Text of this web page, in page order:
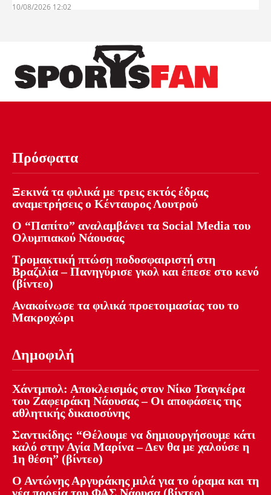
10/08/2026 12:02
Πρόσφατα
Ξεκινά τα φιλικά με τρεις εκτός έδρας
αναμετρήσεις ο Κένταυρος Λουτρού
Ο “Παπίτο” αναλαμβάνει τα Social Media του
Ολυμπιακού Νάουσας
Τρομακτική πτώση ποδοσφαιριστή στη
Βραζιλία – Πανηγύρισε γκολ και έπεσε στο κενό
(βίντεο)
Ανακοίνωσε τα φιλικά προετοιμασίας του το
Μακροχώρι
Δημοφιλή
Χάντμπολ: Αποκλεισμός στον Νίκο Τσαγκέρα
του Ζαφειράκη Νάουσας – Οι αποφάσεις της
αθλητικής δικαιοσύνης
Σαντικίδης: “Θέλουμε να δημιουργήσουμε κάτι
καλό στην Αγία Μαρίνα – Δεν θα με χαλούσε η
1η θέση” (βίντεο)
Ο Αντώνης Αργυράκης μιλά για το όραμα και τη